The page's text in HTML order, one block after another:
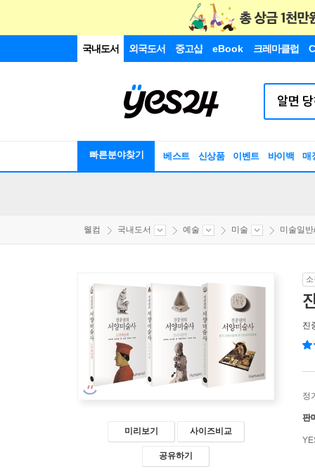
국내도서 외국도서 중고샵 eBook 크레마클럽
빠른분야찾기 베스트 신상품 이벤트 바이백 매
웰컴 국내도서 예술 미술 미술일
미리보기 사이즈비교
공유하기
진
정
판